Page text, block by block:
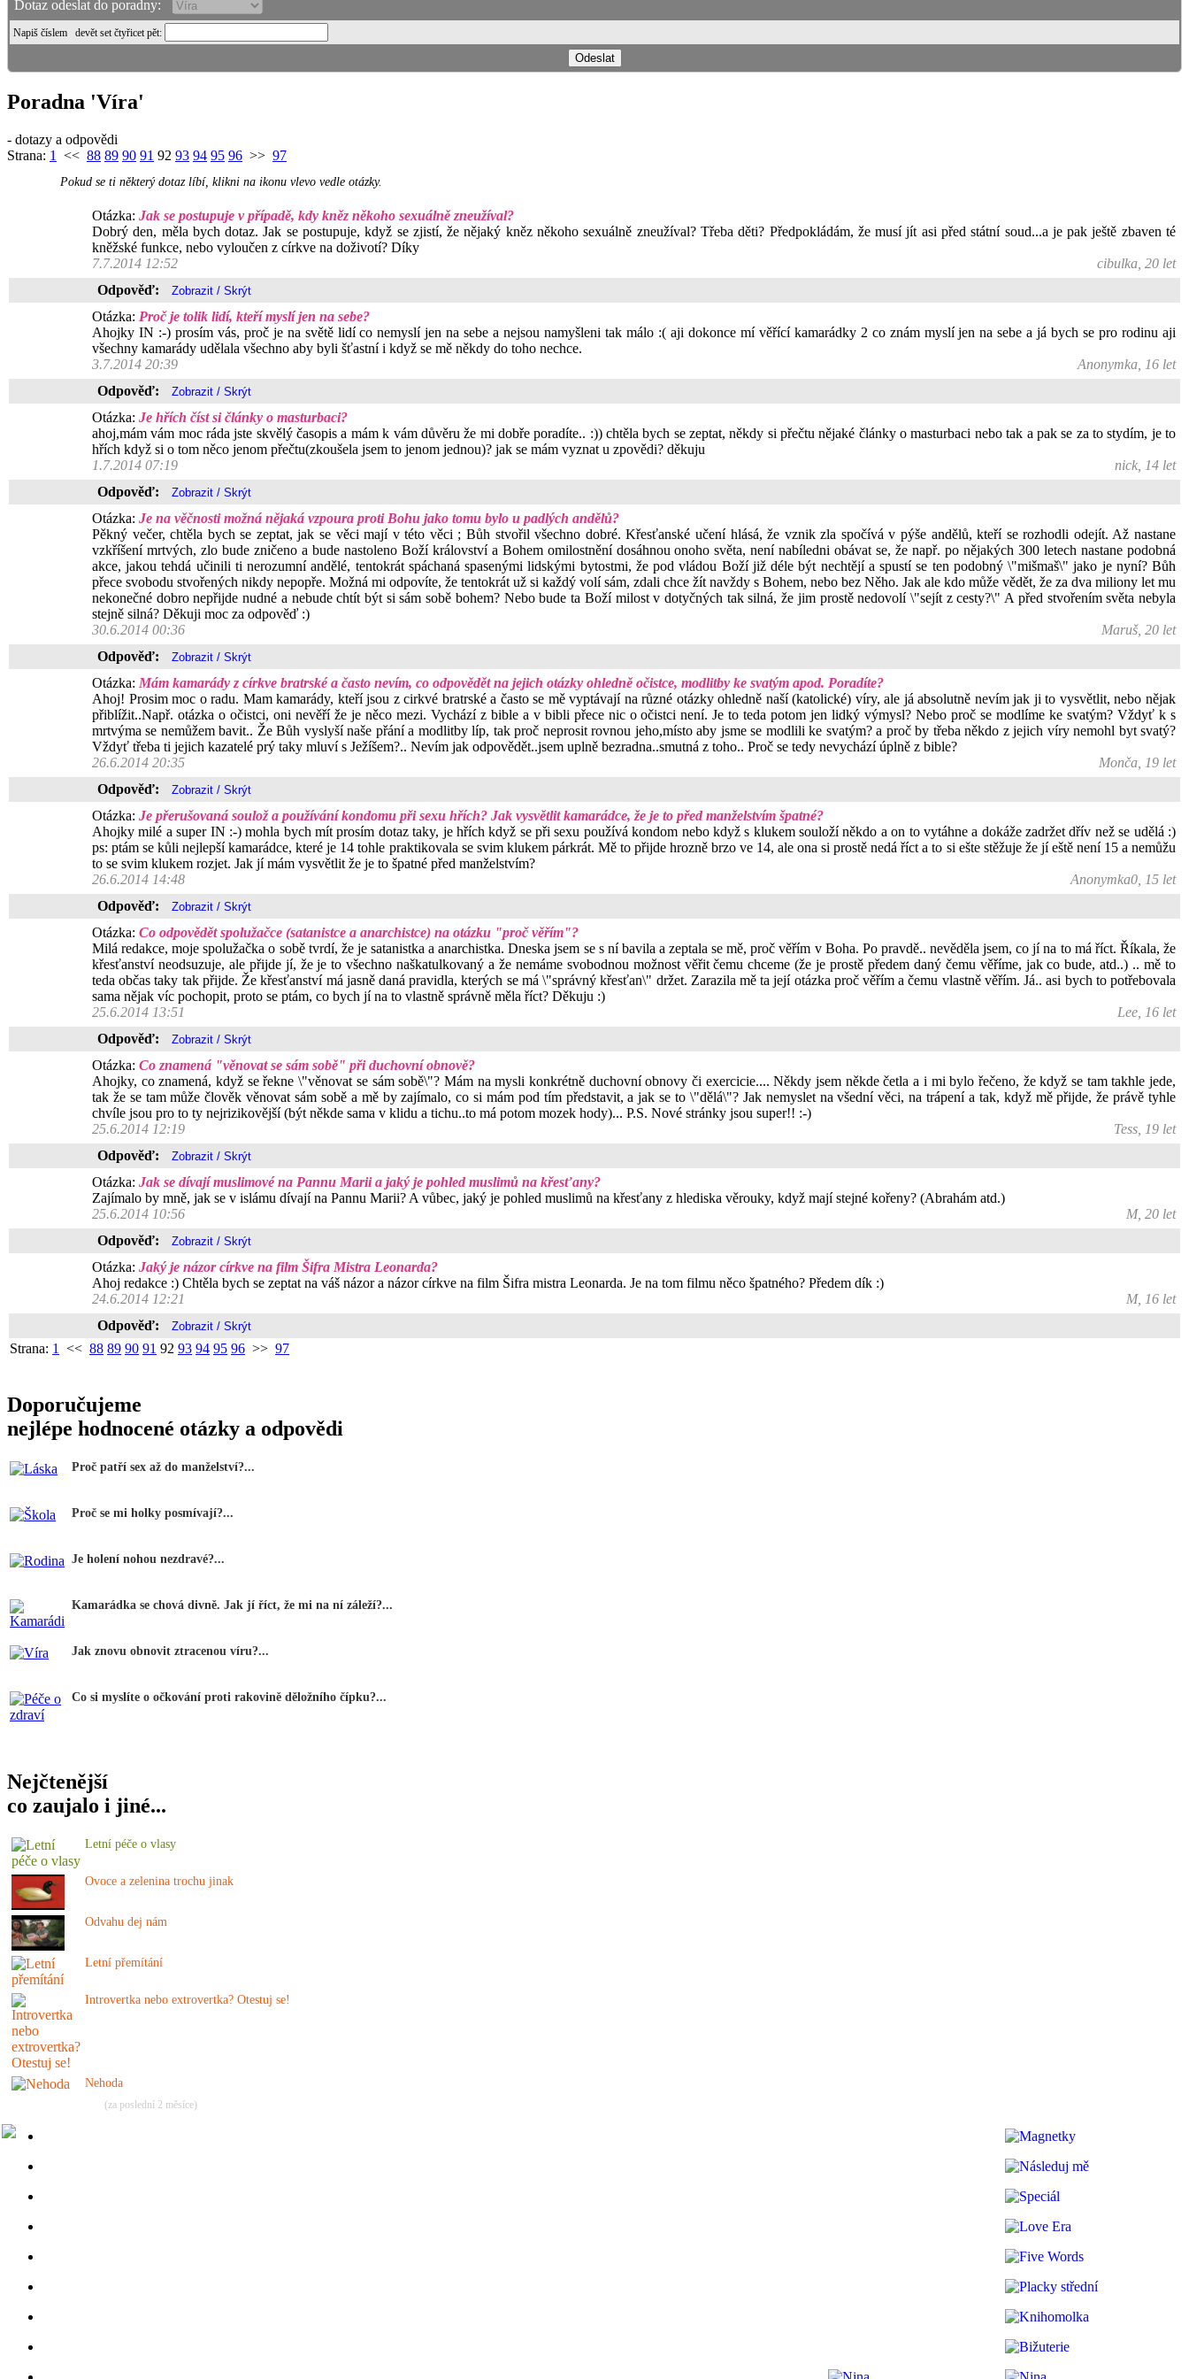
Dotaz odeslat do poradny:
Napiš číslem devět set čtyřicet pět:
Poradna 'Víra'
- dotazy a odpovědi
Strana: 1 << 88 89 90 91 92 93 94 95 96 >> 97
Pokud se ti některý dotaz líbí, klikni na ikonu vlevo vedle otázky.
Otázka: Jak se postupuje v případě, kdy kněz někoho sexuálně zneužíval?
Dobrý den, měla bych dotaz. Jak se postupuje, když se zjistí, že nějaký kněz někoho sexuálně zneužíval? Třeba děti? Předpokládám, že musí jít asi před státní soud...a je pak ještě zbaven té
kněžské funkce, nebo vyloučen z církve na doživotí? Díky
7.7.2014 12:52
cibulka, 20 let
Odpověď:
Otázka: Proč je tolik lidí, kteří myslí jen na sebe?
Ahojky IN :-) prosím vás, proč je na světě lidí co nemyslí jen na sebe a nejsou namyšleni tak málo :( aji dokonce mí věřící kamarádky 2 co znám myslí jen na sebe a já bych se pro rodinu aji
všechny kamarády udělala všechno aby byli šťastní i když se mě někdy do toho nechce.
3.7.2014 20:39
Anonymka, 16 let
Odpověď:
Otázka: Je hřích číst si články o masturbaci?
ahoj,mám vám moc ráda jste skvělý časopis a mám k vám důvěru že mi dobře poradíte.. :)) chtěla bych se zeptat, někdy si přečtu nějaké články o masturbaci nebo tak a pak se za to stydím, je to
hřích když si o tom něco jenom přečtu(zkoušela jsem to jenom jednou)? jak se mám vyznat u zpovědi? děkuju
1.7.2014 07:19
nick, 14 let
Odpověď:
Otázka: Je na věčnosti možná nějaká vzpoura proti Bohu jako tomu bylo u padlých andělů?
Pěkný večer, chtěla bych se zeptat, jak se věci mají v této věci ; Bůh stvořil všechno dobré. Křesťanské učení hlásá, že vznik zla spočívá v pýše andělů, kteří se rozhodli odejít. Až nastane
vzkříšení mrtvých, zlo bude zničeno a bude nastoleno Boží království a Bohem omilostnění dosáhnou onoho světa, není nabíledni obávat se, že např. po nějakých 300 letech nastane podobná
akce, jakou tehdá učinili ti nerozumní andělé, tentokrát spáchaná spasenými lidskými bytostmi, že pod vládou Boží již déle být nechtějí a spustí se ten podobný \"mišmaš\" jako je nyní? Bůh
přece svobodu stvořených nikdy nepopře. Možná mi odpovíte, že tentokrát už si každý volí sám, zdali chce žít navždy s Bohem, nebo bez Něho. Jak ale kdo může vědět, že za dva miliony let mu
nekonečné dobro nepřijde nudné a nebude chtít být si sám sobě bohem? Nebo bude ta Boží milost v dotyčných tak silná, že jim prostě nedovolí \"sejít z cesty?\" A před stvořením světa nebyla
stejně silná? Děkuji moc za odpověď :)
30.6.2014 00:36
Maruš, 20 let
Odpověď:
Otázka: Mám kamarády z církve bratrské a často nevím, co odpovědět na jejich otázky ohledně očistce, modlitby ke svatým apod. Poradíte?
Ahoj! Prosim moc o radu. Mam kamarády, kteří jsou z cirkvé bratrské a často se mě vyptávají na různé otázky ohledně naší (katolické) víry, ale já absolutně nevím jak ji to vysvětlit, nebo nějak
přiblížit..Např. otázka o očistci, oni nevěří že je něco mezi. Vychází z bible a v bibli přece nic o očistci není. Je to teda potom jen lidký výmysl? Nebo proč se modlíme ke svatým? Vždyť k s
mrtvýma se nemůžem bavit.. Že Bůh vyslyší naše přání a modlitby líp, tak proč neprosit rovnou jeho,místo aby jsme se modlili ke svatým? a proč by třeba někdo z jejich víry nemohl byt svatý?
Vždyť třeba ti jejich kazatelé prý taky mluví s Ježíšem?.. Nevím jak odpovědět..jsem uplně bezradna..smutná z toho.. Proč se tedy nevychází úplně z bible?
26.6.2014 20:35
Monča, 19 let
Odpověď:
Otázka: Je přerušovaná soulož a používání kondomu při sexu hřích? Jak vysvětlit kamarádce, že je to před manželstvím špatné?
Ahojky milé a super IN :-) mohla bych mít prosím dotaz taky, je hřích když se při sexu používá kondom nebo když s klukem souloží někdo a on to vytáhne a dokáže zadržet dřív než se udělá :)
ps: ptám se kůli nejlepší kamarádce, které je 14 tohle praktikovala se svim klukem párkrát. Mě to přijde hrozně brzo ve 14, ale ona si prostě nedá říct a to si ešte stěžuje že jí eště není 15 a nemůžu
to se svim klukem rozjet. Jak jí mám vysvětlit že je to špatné před manželstvím?
26.6.2014 14:48
Anonymka0, 15 let
Odpověď:
Otázka: Co odpovědět spolužačce (satanistce a anarchistce) na otázku "proč věřím"?
Milá redakce, moje spolužačka o sobě tvrdí, že je satanistka a anarchistka. Dneska jsem se s ní bavila a zeptala se mě, proč věřím v Boha. Po pravdě.. nevěděla jsem, co jí na to má říct. Říkala, že
křesťanství neodsuzuje, ale přijde jí, že je to všechno naškatulkovaný a že nemáme svobodnou možnost věřit čemu chceme (že je prostě předem daný čemu věříme, jak co bude, atd..) .. mě to
teda občas taky tak přijde. Že křesťanství má jasně daná pravidla, kterých se má \"správný křesťan\" držet. Zarazila mě ta její otázka proč věřím a čemu vlastně věřím. Já.. asi bych to potřebovala
sama nějak víc pochopit, proto se ptám, co bych jí na to vlastně správně měla říct? Děkuju :)
25.6.2014 13:51
Lee, 16 let
Odpověď:
Otázka: Co znamená "věnovat se sám sobě" při duchovní obnově?
Ahojky, co znamená, když se řekne \"věnovat se sám sobě\"? Mám na mysli konkrétně duchovní obnovy či exercicie.... Někdy jsem někde četla a i mi bylo řečeno, že když se tam takhle jede,
tak že se tam může člověk věnovat sám sobě a mě by zajímalo, co si mám pod tím představit, a jak se to \"dělá\"? Jak nemyslet na všední věci, na trápení a tak, když mě přijde, že právě tyhle
chvíle jsou pro to ty nejrizikovější (být někde sama v klidu a tichu..to má potom mozek hody)... P.S. Nové stránky jsou super!! :-)
25.6.2014 12:19
Tess, 19 let
Odpověď:
Otázka: Jak se dívají muslimové na Pannu Marii a jaký je pohled muslimů na křesťany?
Zajímalo by mně, jak se v islámu dívají na Pannu Marii? A vůbec, jaký je pohled muslimů na křesťany z hlediska věrouky, když mají stejné kořeny? (Abrahám atd.)
25.6.2014 10:56
M, 20 let
Odpověď:
Otázka: Jaký je názor církve na film Šifra Mistra Leonarda?
Ahoj redakce :) Chtěla bych se zeptat na váš názor a názor církve na film Šifra mistra Leonarda. Je na tom filmu něco špatného? Předem dík :)
24.6.2014 12:21
M, 16 let
Odpověď:
Strana: 1 << 88 89 90 91 92 93 94 95 96 >> 97
Doporučujeme
nejlépe hodnocené otázky a odpovědi
Proč patří sex až do manželství?...
Proč se mi holky posmívají?...
Je holení nohou nezdravé?...
Kamarádka se chová divně. Jak jí říct, že mi na ní záleží?...
Jak znovu obnovit ztracenou víru?...
Co si myslíte o očkování proti rakovině děložního čípku?...
Nejčtenější
co zaujalo i jiné...
Letní péče o vlasy
Ovoce a zelenina trochu jinak
Odvahu dej nám
Letní přemítání
Introvertka nebo extrovertka? Otestuj se!
Nehoda
(za poslední 2 měsíce)